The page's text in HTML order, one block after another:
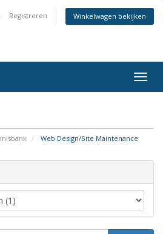
Registreren Winkelwagen bekijken
Web Design/Site Maintenance